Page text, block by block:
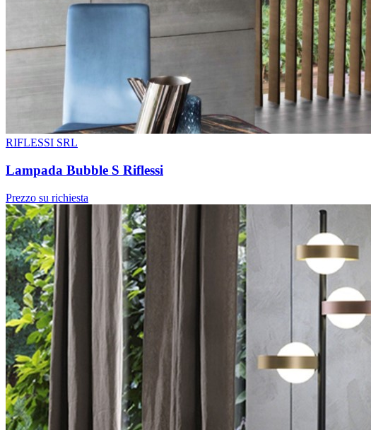
RIFLESSI SRL
Lampada Bubble S Riflessi
Prezzo su richiesta